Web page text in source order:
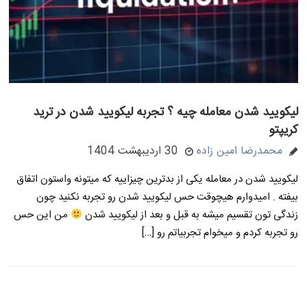
لیکویید شدن معامله چیه ؟ تجربه لیکویید شدن در ترید
کریپتو
محمدرضا امین زاده 30 اردیبهشت 1404
لیکویید شدن در معامله یکی از بدترین چیزاییه که میتونه واستون اتفاق
بیفته . امیدوارم هیچوقت حس لیکویید شدن رو تجربه نکنید چون
زندگی تون تقسیم میشه به قبل و بعد از لیکویید شدن
من این حس
رو تجربه کردم و میخوام تجربیاتم رو […]